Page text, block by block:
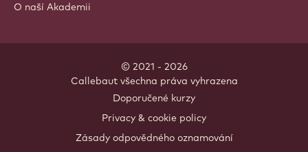
O naší Akademii
© 2021 - 2026
Callebaut. všechna práva vyhrazena
Doporučené kurzy
Privacy & cookie policy
Zásady odpovědného oznamování